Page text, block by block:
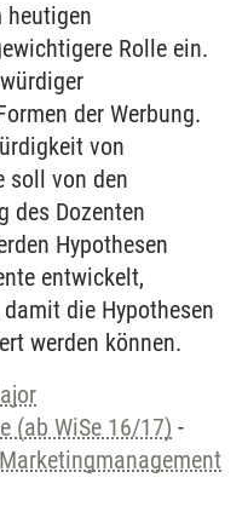
heutigen
Rolle ein.
der Werbung.
von
soll von den
des Dozenten
Hypothesen
entwickelt,
die Hypothesen
werden können.
(ab WiSe 16/17) -